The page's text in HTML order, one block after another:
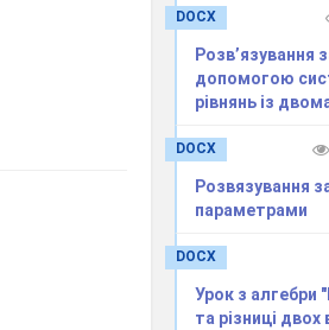
DOCX
Розв’язування
допомогою
рівнянь із
DOCX
Розвязування
параметрами
DOCX
Урок з алгебри
та різниці двох